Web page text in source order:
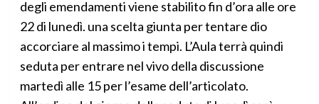
degli emendamenti viene stabilito fin d’ora alle ore
22 di lunedì. una scelta giunta per tentare dio
accorciare al massimo i tempi. L’Aula terrà quindi
seduta per entrare nel vivo della discussione
martedì alle 15 per l’esame dell’articolato.